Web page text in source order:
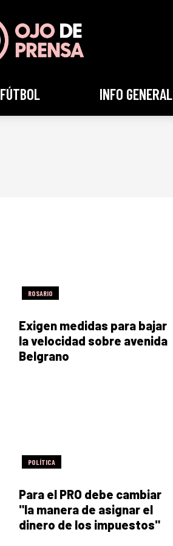
FÚTBOL INFO GENERAL
ROSARIO
Exigen medidas para bajar
la velocidad sobre avenida
Belgrano
POLÍTICA
Para el PRO debe cambiar
"la manera de asignar el
dinero de los impuestos"